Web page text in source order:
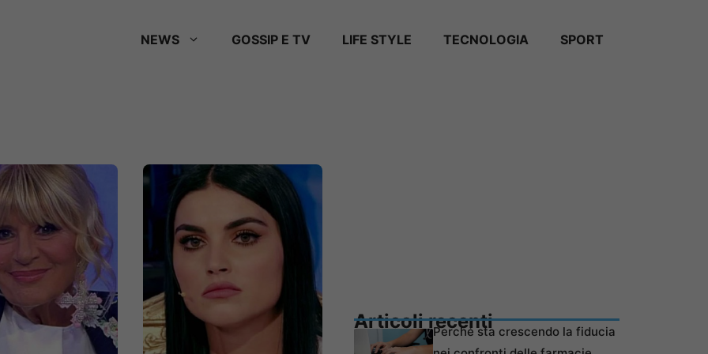
NEWS GOSSIP E TV LIFE STYLE TECNOLOGIA SPORT
Articoli recentiPerché sta crescendo la fiducia